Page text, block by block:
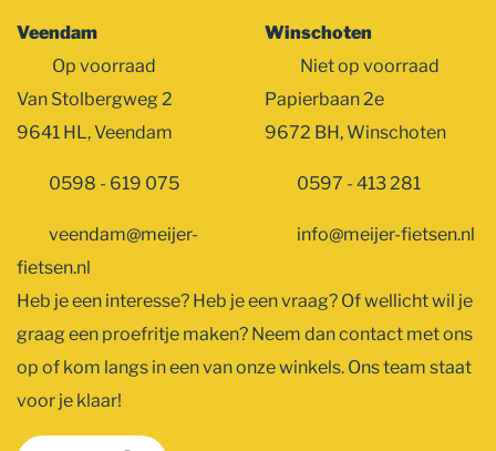
Veendam
Op voorraad
Van Stolbergweg 2
9641 HL, Veendam
0598 - 619 075
veendam@meijer-
fietsen.nl
Winschoten
Niet op voorraad
Papierbaan 2e
9672 BH, Winschoten
0597 - 413 281
info@meijer-fietsen.nl
Heb je een interesse? Heb je een vraag? Of wellicht wil je
graag een proefritje maken? Neem dan contact met ons
op of kom langs in een van onze winkels. Ons team staat
voor je klaar!